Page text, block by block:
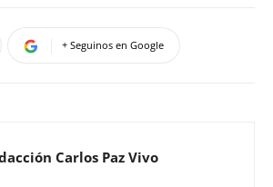
+ Seguinos en Google
Carlos Paz Vivo